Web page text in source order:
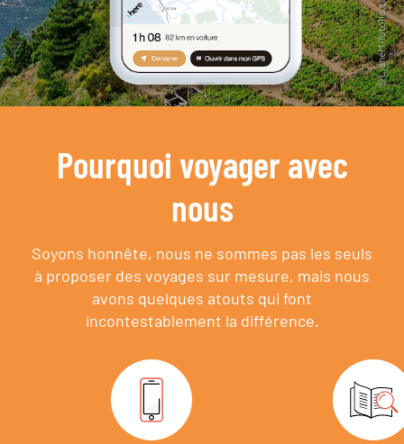
Pourquoi voyager avec
nous
Soyons honnête, nous ne sommes pas les seuls
à proposer des voyages sur mesure, mais nous
avons quelques atouts qui font
incontestablement la différence.